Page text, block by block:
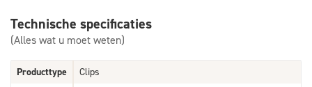
Technische specificaties
(Alles wat u moet weten)
Producttype
Clips